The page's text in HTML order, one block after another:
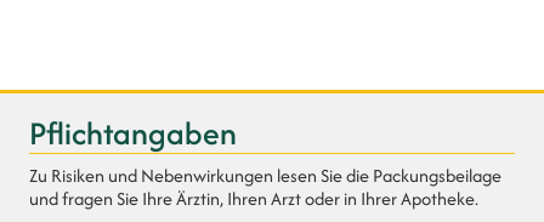
Pflichtangaben
Zu Risiken und Nebenwirkungen lesen Sie die Packungsbeilage
und fragen Sie Ihre Ärztin, Ihren Arzt oder in Ihrer Apotheke.